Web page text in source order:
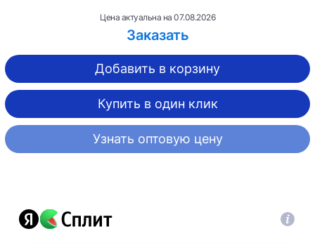
Цена актуальна на 07.08.2026
Заказать
Добавить в корзину
Купить в один клик
Узнать оптовую цену